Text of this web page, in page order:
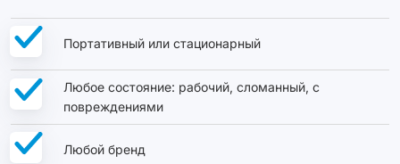
Портативный или стационарный
Любое состояние: рабочий, сломанный, с
повреждениями
Любой бренд